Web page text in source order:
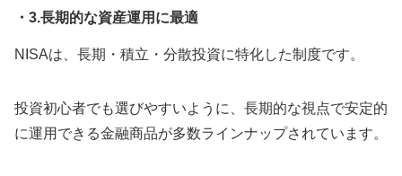
・3.長期的な資産運用に最適
NISAは、長期・積立・分散投資に特化した制度です。
投資初心者でも選びやすいように、長期的な視点で安定的
に運用できる金融商品が多数ラインナップされています。